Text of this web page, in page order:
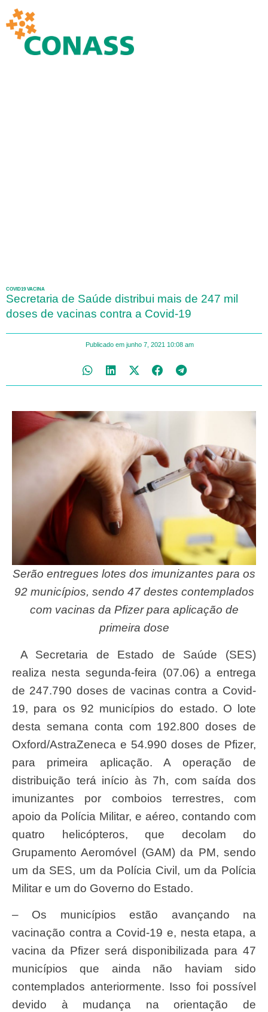
COVID19 VACINA
Secretaria de Saúde distribui mais de 247 mil
doses de vacinas contra a Covid-19
Publicado em junho 7, 2021 10:08 am
Serão entregues lotes dos imunizantes para os
92 municípios, sendo 47 destes contemplados
com vacinas da Pfizer para aplicação de
primeira dose
A Secretaria de Estado de Saúde (SES)
realiza nesta segunda-feira (07.06) a entrega
de 247.790 doses de vacinas contra a Covid-
19, para os 92 municípios do estado. O lote
desta semana conta com 192.800 doses de
Oxford/AstraZeneca e 54.990 doses de Pfizer,
para primeira aplicação. A operação de
distribuição terá início às 7h, com saída dos
imunizantes por comboios terrestres, com
apoio da Polícia Militar, e aéreo, contando com
quatro helicópteros, que decolam do
Grupamento Aeromóvel (GAM) da PM, sendo
um da SES, um da Polícia Civil, um da Polícia
Militar e um do Governo do Estado.
– Os municípios estão avançando na
vacinação contra a Covid-19 e, nesta etapa, a
vacina da Pfizer será disponibilizada para 47
municípios que ainda não haviam sido
contemplados anteriormente. Isso foi possível
devido à mudança na orientação de